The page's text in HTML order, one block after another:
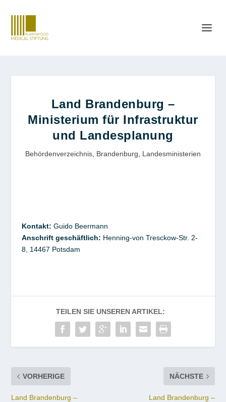
Land Brandenburg –
Ministerium für Infrastruktur
und Landesplanung
Behördenverzeichnis Brandenburg Landesministerien
Kontakt: GuidoBeermann
Anschrift geschäftlich: Henning-von Tresckow-Str. 2-
8, 14467 Potsdam
TEILEN SIE UNSEREN ARTIKEL:
VORHERIGE
Land Brandenburg –
NÄCHSTE
Land Brandenburg –